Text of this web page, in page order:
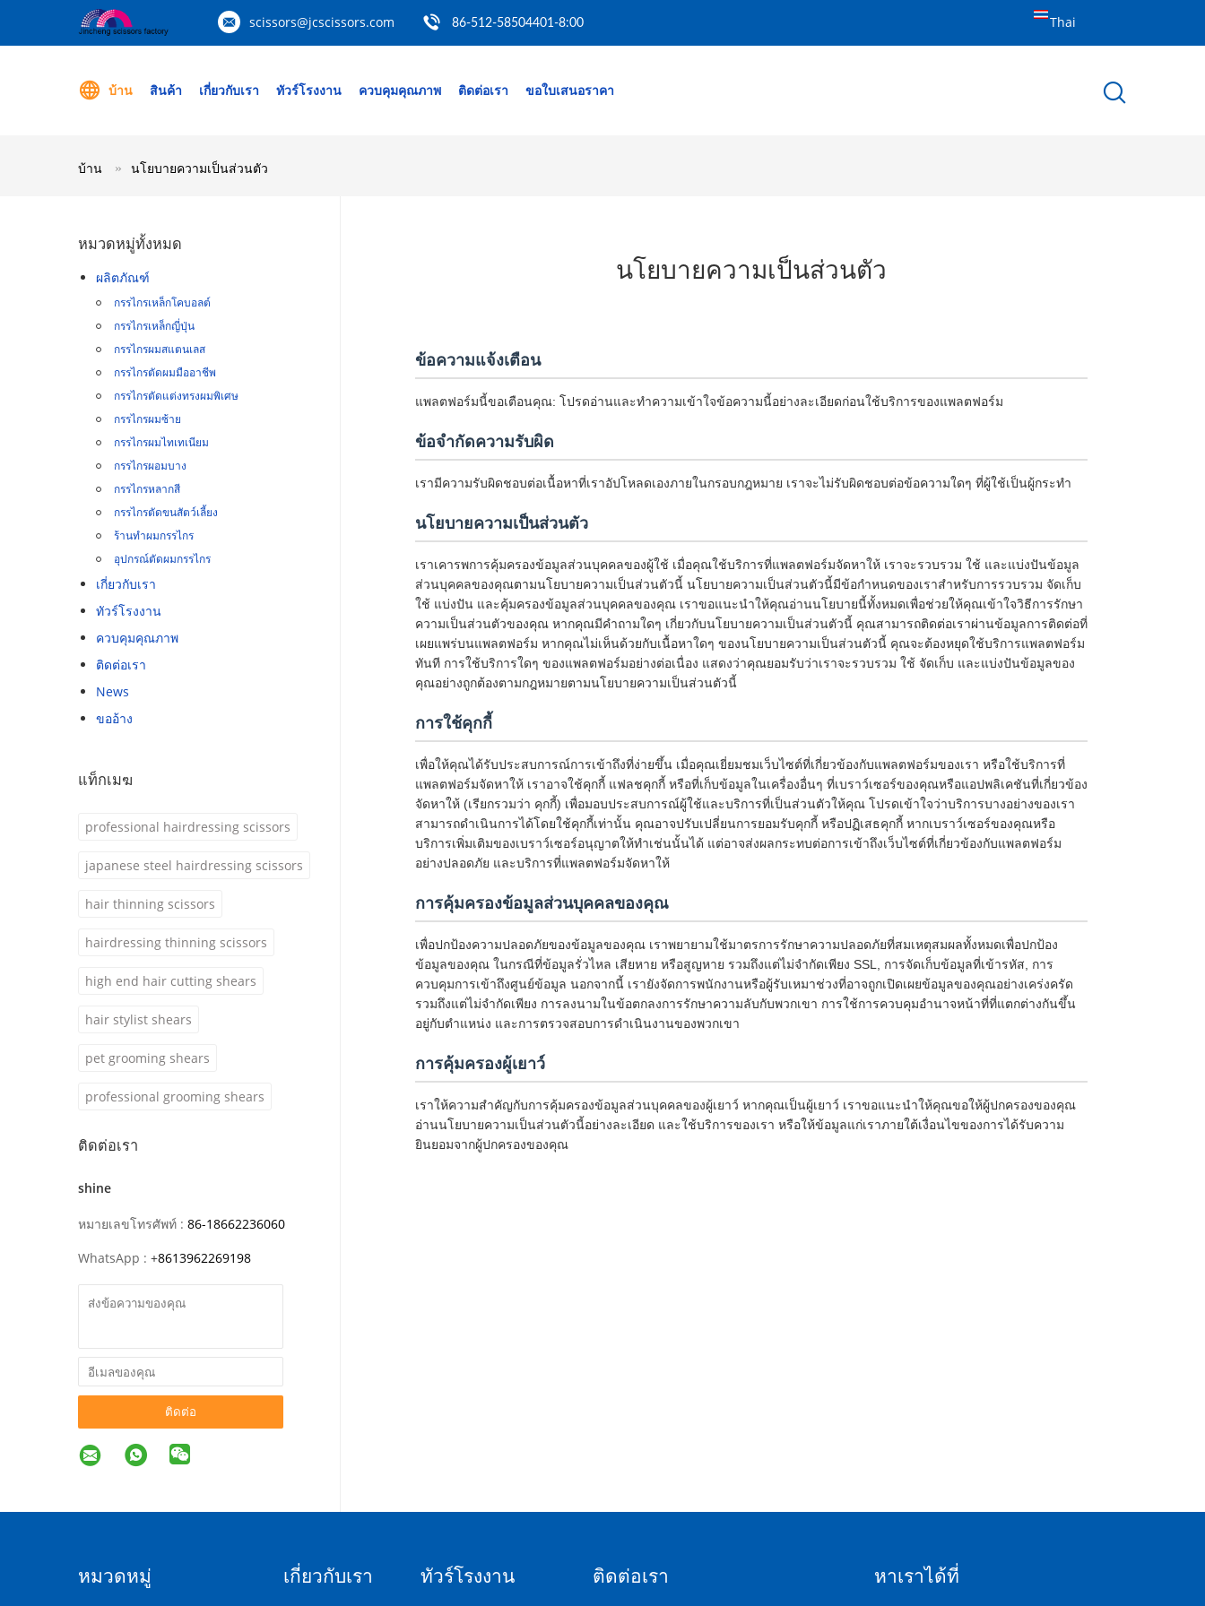
scissors@jcscissors.com 86-512-58504401-8:00 Thai
บ้าน สินค้า เกี่ยวกับเรา ทัวร์โรงงาน ควบคุมคุณภาพ ติดต่อเรา ขอใบเสนอราคา
บ้าน นโยบายความเป็นส่วนตัว
หมวดหมู่ทั้งหมด
ผลิตภัณฑ์
กรรไกรเหล็กโคบอลต์
กรรไกรเหล็กญี่ปุ่น
กรรไกรผมสแตนเลส
กรรไกรตัดผมมืออาชีพ
กรรไกรตัดแต่งทรงผมพิเศษ
กรรไกรผมซ้าย
กรรไกรผมไทเทเนียม
กรรไกรผอมบาง
กรรไกรหลากสี
กรรไกรตัดขนสัตว์เลี้ยง
ร้านทำผมกรรไกร
อุปกรณ์ตัดผมกรรไกร
เกี่ยวกับเรา
ทัวร์โรงงาน
ควบคุมคุณภาพ
ติดต่อเรา
News
ขออ้าง
แท็กเมฆ
professional hairdressing scissors
japanese steel hairdressing scissors
hair thinning scissors
hairdressing thinning scissors
high end hair cutting shears
hair stylist shears
pet grooming shears
professional grooming shears
ติดต่อเรา
shine
หมายเลขโทรศัพท์ : 86-18662236060
WhatsApp : +8613962269198
ติดต่อ
นโยบายความเป็นส่วนตัว
ข้อความแจ้งเตือน
แพลตฟอร์มนี้ขอเตือนคุณ: โปรดอ่านและทำความเข้าใจข้อความนี้อย่างละเอียดก่อนใช้บริการของแพลตฟอร์ม
ข้อจำกัดความรับผิด
เรามีความรับผิดชอบต่อเนื้อหาที่เราอัปโหลดเองภายในกรอบกฎหมาย เราจะไม่รับผิดชอบต่อข้อความใดๆ ที่ผู้ใช้เป็นผู้กระทำ
นโยบายความเป็นส่วนตัว
เราเคารพการคุ้มครองข้อมูลส่วนบุคคลของผู้ใช้ เมื่อคุณใช้บริการที่แพลตฟอร์มจัดหาให้ เราจะรวบรวม ใช้ และแบ่งปันข้อมูล
ส่วนบุคคลของคุณตามนโยบายความเป็นส่วนตัวนี้ นโยบายความเป็นส่วนตัวนี้มีข้อกำหนดของเราสำหรับการรวบรวม จัดเก็บ
ใช้ แบ่งปัน และคุ้มครองข้อมูลส่วนบุคคลของคุณ เราขอแนะนำให้คุณอ่านนโยบายนี้ทั้งหมดเพื่อช่วยให้คุณเข้าใจวิธีการรักษา
ความเป็นส่วนตัวของคุณ หากคุณมีคำถามใดๆ เกี่ยวกับนโยบายความเป็นส่วนตัวนี้ คุณสามารถติดต่อเราผ่านข้อมูลการติดต่อที่
เผยแพร่บนแพลตฟอร์ม หากคุณไม่เห็นด้วยกับเนื้อหาใดๆ ของนโยบายความเป็นส่วนตัวนี้ คุณจะต้องหยุดใช้บริการแพลตฟอร์ม
ทันที การใช้บริการใดๆ ของแพลตฟอร์มอย่างต่อเนื่อง แสดงว่าคุณยอมรับว่าเราจะรวบรวม ใช้ จัดเก็บ และแบ่งปันข้อมูลของ
คุณอย่างถูกต้องตามกฎหมายตามนโยบายความเป็นส่วนตัวนี้
การใช้คุกกี้
เพื่อให้คุณได้รับประสบการณ์การเข้าถึงที่ง่ายขึ้น เมื่อคุณเยี่ยมชมเว็บไซต์ที่เกี่ยวข้องกับแพลตฟอร์มของเรา หรือใช้บริการที่
แพลตฟอร์มจัดหาให้ เราอาจใช้คุกกี้ แฟลชคุกกี้ หรือที่เก็บข้อมูลในเครื่องอื่นๆ ที่เบราว์เซอร์ของคุณหรือแอปพลิเคชันที่เกี่ยวข้อง
จัดหาให้ (เรียกรวมว่า คุกกี้) เพื่อมอบประสบการณ์ผู้ใช้และบริการที่เป็นส่วนตัวให้คุณ โปรดเข้าใจว่าบริการบางอย่างของเรา
สามารถดำเนินการได้โดยใช้คุกกี้เท่านั้น คุณอาจปรับเปลี่ยนการยอมรับคุกกี้ หรือปฏิเสธคุกกี้ หากเบราว์เซอร์ของคุณหรือ
บริการเพิ่มเติมของเบราว์เซอร์อนุญาตให้ทำเช่นนั้นได้ แต่อาจส่งผลกระทบต่อการเข้าถึงเว็บไซต์ที่เกี่ยวข้องกับแพลตฟอร์ม
อย่างปลอดภัย และบริการที่แพลตฟอร์มจัดหาให้
การคุ้มครองข้อมูลส่วนบุคคลของคุณ
เพื่อปกป้องความปลอดภัยของข้อมูลของคุณ เราพยายามใช้มาตรการรักษาความปลอดภัยที่สมเหตุสมผลทั้งหมดเพื่อปกป้อง
ข้อมูลของคุณ ในกรณีที่ข้อมูลรั่วไหล เสียหาย หรือสูญหาย รวมถึงแต่ไม่จำกัดเพียง SSL, การจัดเก็บข้อมูลที่เข้ารหัส, การ
ควบคุมการเข้าถึงศูนย์ข้อมูล นอกจากนี้ เรายังจัดการพนักงานหรือผู้รับเหมาช่วงที่อาจถูกเปิดเผยข้อมูลของคุณอย่างเคร่งครัด
รวมถึงแต่ไม่จำกัดเพียง การลงนามในข้อตกลงการรักษาความลับกับพวกเขา การใช้การควบคุมอำนาจหน้าที่ที่แตกต่างกันขึ้น
อยู่กับตำแหน่ง และการตรวจสอบการดำเนินงานของพวกเขา
การคุ้มครองผู้เยาว์
เราให้ความสำคัญกับการคุ้มครองข้อมูลส่วนบุคคลของผู้เยาว์ หากคุณเป็นผู้เยาว์ เราขอแนะนำให้คุณขอให้ผู้ปกครองของคุณ
อ่านนโยบายความเป็นส่วนตัวนี้อย่างละเอียด และใช้บริการของเรา หรือให้ข้อมูลแก่เราภายใต้เงื่อนไขของการได้รับความ
ยินยอมจากผู้ปกครองของคุณ
หมวดหมู่ เกี่ยวกับเรา ทัวร์โรงงาน ติดต่อเรา หาเราได้ที่